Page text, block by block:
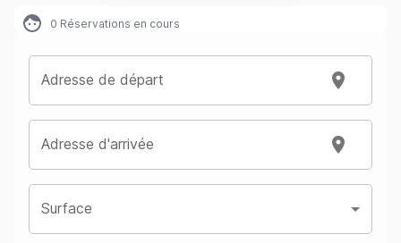
0 Réservations en cours
Adresse de départ
Adresse d'arrivée
Surface